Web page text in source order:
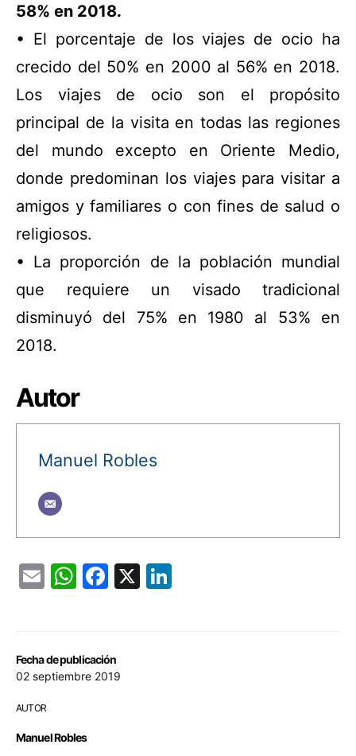
Fecha de publicación
02 septiembre 2019
AUTOR
Manuel Robles
58% en 2018.
• El porcentaje de los viajes de ocio ha
crecido del 50% en 2000 al 56% en 2018.
Los viajes de ocio son el propósito
principal de la visita en todas las regiones
del mundo excepto en Oriente Medio,
donde predominan los viajes para visitar a
amigos y familiares o con fines de salud o
religiosos.
• La proporción de la población mundial
que requiere un visado tradicional
disminuyó del 75% en 1980 al 53% en
2018.
Autor
Manuel Robles
EmailWhatsApp
Facebook
X